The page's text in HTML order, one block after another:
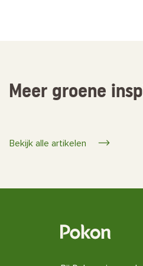
Meer groene
Bekijk alle artikelen